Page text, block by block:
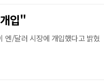
입"
엔/달러 시장에 개입했다고 밝혔